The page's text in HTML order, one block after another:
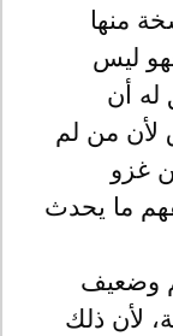
منها
ليس
له أن
لأن من لم
غزو
ما يحدث
وضعيف
لأن ذلك